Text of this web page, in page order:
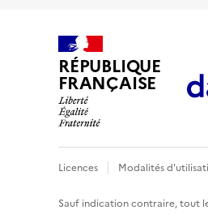
RÉPUBLIQUE
FRANÇAISE
Licences Modalités
Sauf indication contraire, tout